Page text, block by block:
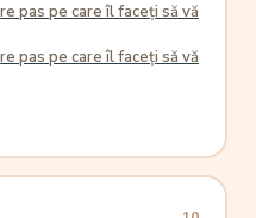
pas pe care îl faceți să vă
pas pe care îl faceți să vă